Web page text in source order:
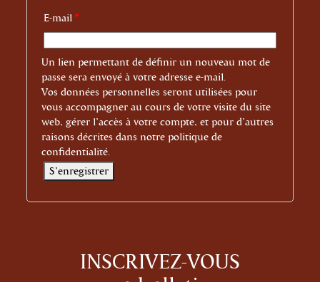
E-mail*
Un lien permettant de définir un nouveau mot de
passe sera envoyé à votre adresse e-mail.
Vos données personnelles seront utilisées pour
vous accompagner au cours de votre visite du site
web, gérer l’accès à votre compte, et pour d’autres
raisons décrites dans notre politique de
confidentialité.
S’enregistrer
INSCRIVEZ-VOUS